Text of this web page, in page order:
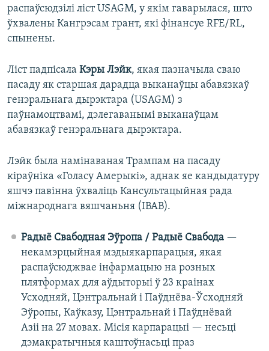
распаўсюдзілі ліст USAGM, у якім гаварылася, што
ўхвалены Кангрэсам грант, які фінансуе RFE/RL,
спынены.
Ліст падпісала Кэры Лэйк, якая пазначыла сваю
пасаду як старшая дарадца выканаўцы абавязкаў
генэральнага дырэктара (USAGM) з
паўнамоцтвамі, дэлегаванымі выканаўцам
абавязкаў генэральнага дырэктара.
Лэйк была намінаваная Трампам на пасаду
кіраўніка «Голасу Амерыкі», аднак яе кандыдатуру
яшчэ павінна ўхваліць Кансультацыйная рада
міжнароднага вяшчаньня (IBAB).
Радыё Свабодная Эўропа / Радыё Свабода—
некамэрцыйная мэдыякарпарацыя, якая
распаўсюджвае інфармацыю на розных
плятформах для аўдыторыі ў 23 краінах
Усходняй, Цэнтральнай і Паўднёва-Ўсходняй
Эўропы, Каўказу, Цэнтральнай і Паўднёвай
Азіі на 27 мовах. Місія карпарацыі — несьці
дэмакратычныя каштоўнасьці праз